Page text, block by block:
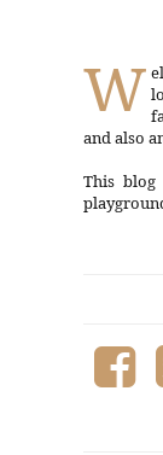
W
and also
This blog